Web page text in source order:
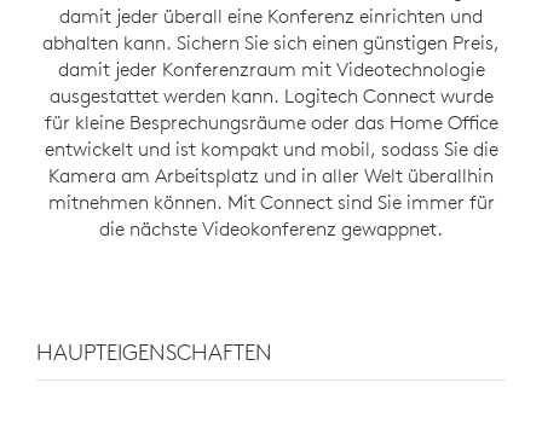
damit jeder überall eine Konferenz einrichten und
abhalten kann. Sichern Sie sich einen günstigen Preis,
damit jeder Konferenzraum mit Videotechnologie
ausgestattet werden kann. Logitech Connect wurde
für kleine Besprechungsräume oder das Home Office
entwickelt und ist kompakt und mobil, sodass Sie die
Kamera am Arbeitsplatz und in aller Welt überallhin
mitnehmen können. Mit Connect sind Sie immer für
die nächste Videokonferenz gewappnet.
HAUPTEIGENSCHAFTEN